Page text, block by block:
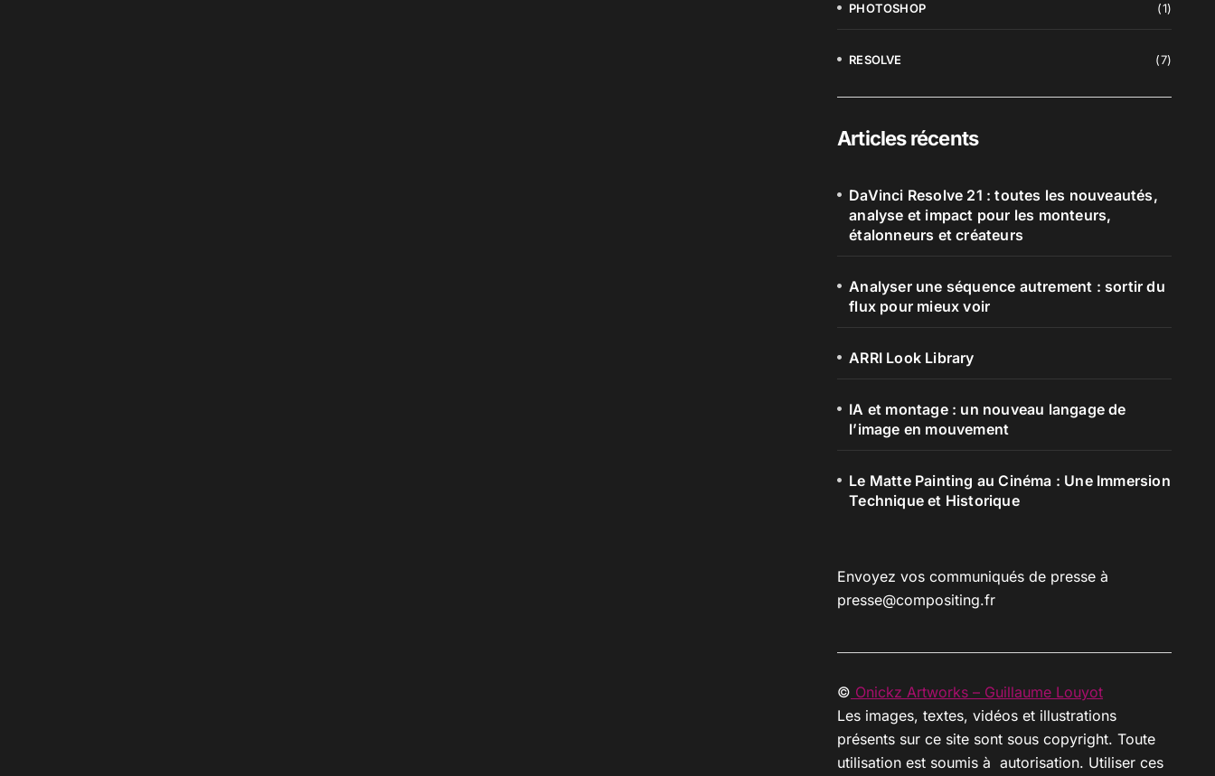
PHOTOSHOP (1)
RESOLVE (7)
Articles récents
DaVinci Resolve 21 : toutes les nouveautés,
analyse et impact pour les monteurs,
étalonneurs et créateurs
Analyser une séquence autrement : sortir du
flux pour mieux voir
ARRI Look Library
IA et montage : un nouveau langage de
l’image en mouvement
Le Matte Painting au Cinéma : Une Immersion
Technique et Historique
Envoyez vos communiqués de presse à
presse@compositing.fr
© Onickz Artworks – Guillaume Louyot
Les images, textes, vidéos et illustrations
présents sur ce site sont sous copyright. Toute
utilisation est soumis à autorisation. Utiliser ces